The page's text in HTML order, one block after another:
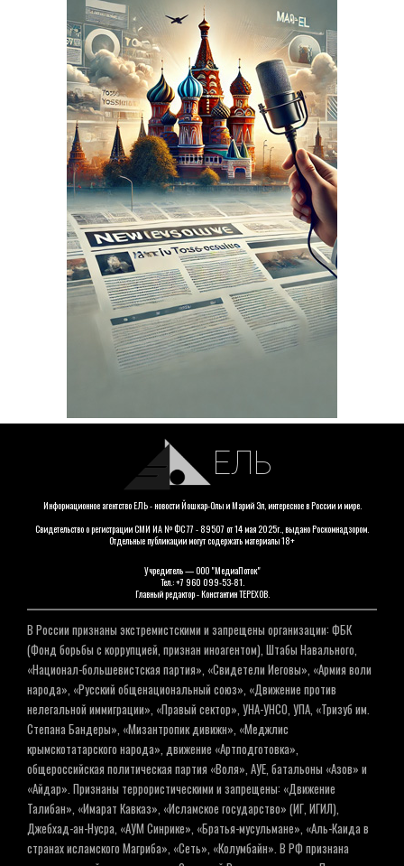
ЕЛЬ
Информационное агентство ЕЛЬ - новости Йошкар-Олы и Марий Эл, интересное в России и мире.
Свидетельство о регистрации СМИ ИА № ФС 77 - 89507 от 14 мая 2025г., выдано Роскомнадзором.
Отдельные публикации могут содержать материалы 18+
Учредитель — ООО "МедиаПоток"
Тел.: +7 960 099-53-81.
Главный редактор - Константин ТЕРЕХОВ.
В России признаны экстремистскими и запрещены организации: ФБК
(Фонд борьбы с коррупцией, признан иноагентом), Штабы Навального,
«Национал-большевистская партия», «Свидетели Иеговы», «Армия воли
народа», «Русский общенациональный союз», «Движение против
нелегальной иммиграции», «Правый сектор», УНА-УНСО, УПА, «Тризуб им.
Степана Бандеры», «Мизантропик дивижн», «Меджлис
крымскотатарского народа», движение «Артподготовка»,
общероссийская политическая партия «Воля», АУЕ, батальоны «Азов» и
«Айдар». Признаны террористическими и запрещены: «Движение
Талибан», «Имарат Кавказ», «Исламское государство» (ИГ, ИГИЛ),
Джебхад-ан-Нусра, «АУМ Синрике», «Братья-мусульмане», «Аль-Каида в
странах исламского Магриба», «Сеть», «Колумбайн». В РФ признана